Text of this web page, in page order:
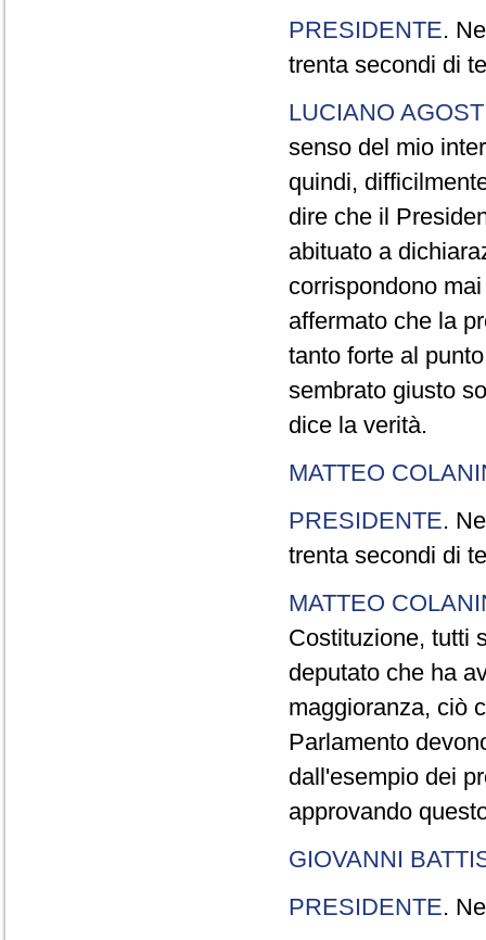
PRESIDENTE.
trenta secondi di
LUCIANO
senso del mio
quindi,
dire che il
abituato a
corrispondono
affermato che la
tanto forte al
sembrato giusto
dice la verità.
MATTEO
PRESIDENTE.
trenta secondi di
MATTEO
Costituzione, tutti
deputato che ha
maggioranza, ciò
Parlamento
dall'esempio dei
approvando
GIOVANNI
PRESIDENTE.